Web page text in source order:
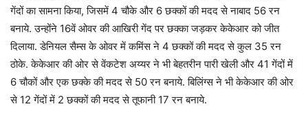
गेंदों का सामना किया, जिसमें 4 चौके और 6 छक्कों की मदद से नाबाद 56 रन
बनाये. उन्होंने 16वें ओवर की आखिरी गेंद पर छक्का जड़कर केकेआर को जीत
दिलाया. डेनियल सैम्स के ओवर में कमिंस ने 4 छक्कों की मदद से कुल 35 रन
ठोके. केकेआर की ओर से वेंकटेश अय्यर ने भी बेहतरीन पारी खेली और 41 गेंदों में
6 चौकों और एक छक्के की मदद से 50 रन बनाये. बिलिंग्स ने भी केकेआर की ओर
से 12 गेंदों में 2 छक्कों की मदद से तूफानी 17 रन बनाये.